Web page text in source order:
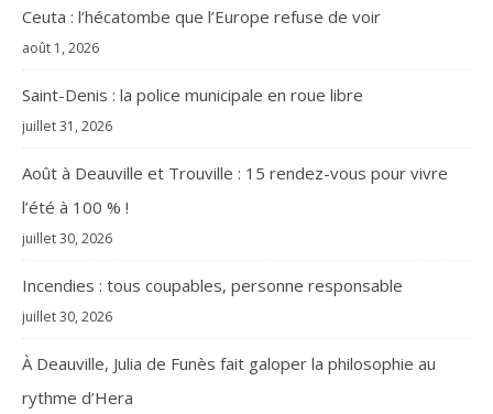
Ceuta : l’hécatombe que l’Europe refuse de voir
août 1, 2026
Saint-Denis : la police municipale en roue libre
juillet 31, 2026
Août à Deauville et Trouville : 15 rendez-vous pour vivre
l’été à 100 % !
juillet 30, 2026
Incendies : tous coupables, personne responsable
juillet 30, 2026
À Deauville, Julia de Funès fait galoper la philosophie au
rythme d’Hera